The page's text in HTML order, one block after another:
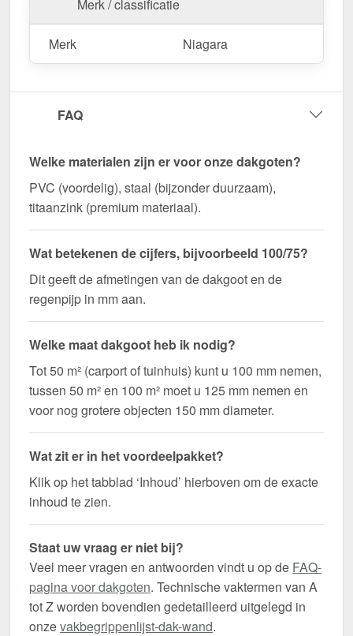
Merk / classificatie
Merk Niagara
FAQ
Welke materialen zijn er voor onze dakgoten?
PVC (voordelig), staal (bijzonder duurzaam),
titaanzink (premium materiaal).
Wat betekenen de cijfers, bijvoorbeeld 100/75?
Dit geeft de afmetingen van de dakgoot en de
regenpijp in mm aan.
Welke maat dakgoot heb ik nodig?
Tot 50 m² (carport of tuinhuis) kunt u 100 mm nemen,
tussen 50 m² en 100 m² moet u 125 mm nemen en
voor nog grotere objecten 150 mm diameter.
Wat zit er in het voordeelpakket?
Klik op het tabblad ‘Inhoud’ hierboven om de exacte
inhoud te zien.
Staat uw vraag er niet bij?
Veel meer vragen en antwoorden vindt u op de FAQ-
pagina voor dakgoten. Technische vaktermen van A
tot Z worden bovendien gedetailleerd uitgelegd in
onzevakbegrippenlijst-dak-wand.